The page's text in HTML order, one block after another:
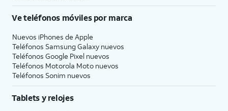
Ve teléfonos móviles por marca
Nuevos iPhones de Apple
Teléfonos Samsung Galaxy nuevos
Teléfonos Google Pixel nuevos
Teléfonos Motorola Moto nuevos
Teléfonos Sonim nuevos
Tablets y relojes